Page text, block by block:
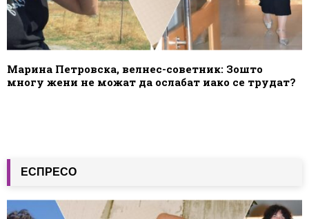
Марина Петровска, велнес-советник: Зошто
многу жени не можат да ослабат иако се трудат?
ЕСПРЕСО